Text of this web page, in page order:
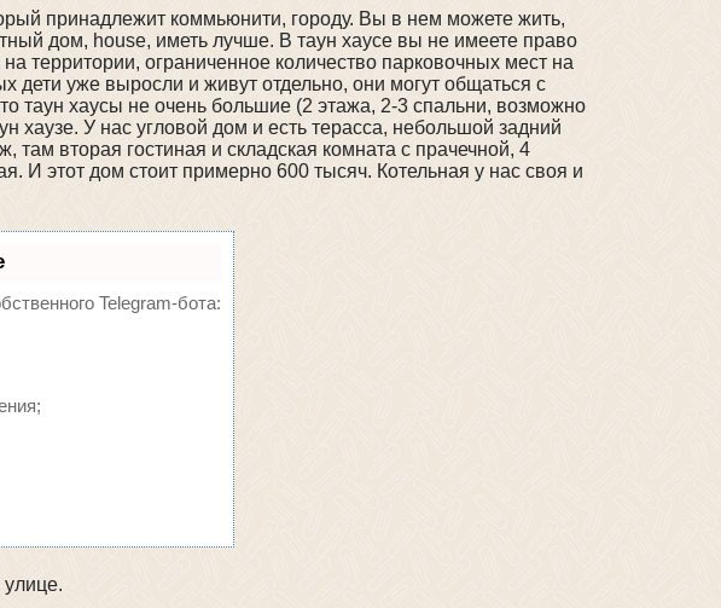
принадлежит коммьюнити, городу. Вы в нем можете жить,
дом, house, иметь лучше. В таун хаусе вы не имеете право
территории, ограниченное количество парковочных мест на
уже выросли и живут отдельно, они могут общаться с
таун хаусы не очень большие (2 этажа, 2-3 спальни, возможно
У нас угловой дом и есть терасса, небольшой задний
вторая гостиная и складская комната с прачечной, 4
И этот дом стоит примерно 600 тысяч. Котельная у нас своя и
Telegram-бота: